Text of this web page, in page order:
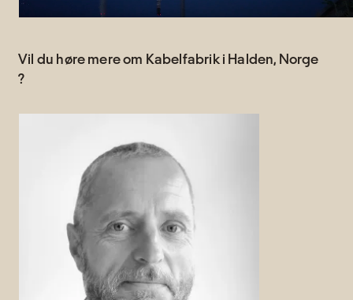
Vil du høre mere om Kabelfabrik i Halden, Norge
?